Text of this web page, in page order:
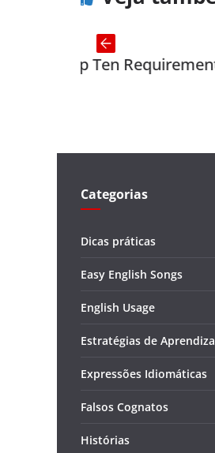
Requirements in a Man
Categorias
Dicas práticas
Easy English Songs
English Usage
Estratégias de
Expressões Idiomáticas
Falsos Cognatos
Histórias